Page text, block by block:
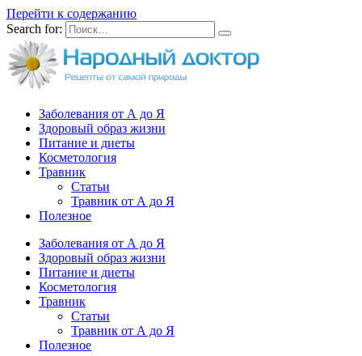
Перейти к содержанию
Search for:
Заболевания от А до Я
Здоровый образ жизни
Питание и диеты
Косметология
Травник
Статьи
Травник от А до Я
Полезное
Заболевания от А до Я
Здоровый образ жизни
Питание и диеты
Косметология
Травник
Статьи
Травник от А до Я
Полезное